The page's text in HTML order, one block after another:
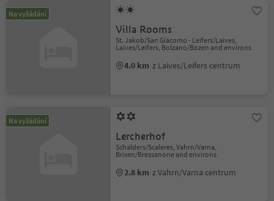
Na vyžádání
Villa Rooms
St. Jakob/San Giacomo - Leifers/Laives,
Laives/Leifers, Bolzano/Bozen and environs
4.0 km z Laives/Leifers centrum
Na vyžádání
Lercherhof
Schalders/Scaleres, Vahrn/Varna,
Brixen/Bressanone and environs
2.8 km z Vahrn/Varna centrum